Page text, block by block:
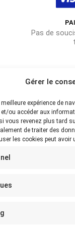
Gérer le
expérience de
ou accéder aux
vous revenez plus tard
de traiter des
les cookies peut avoir
Pas de